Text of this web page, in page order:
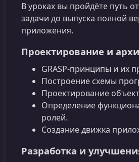
В уроках вы пройдёте путь
задачи до выпуска полной
приложения.
Проектирование и
GRASP-принципы и их
Построение схемы
Проектирование
Определение
ролей.
Создание движка
Разработка и